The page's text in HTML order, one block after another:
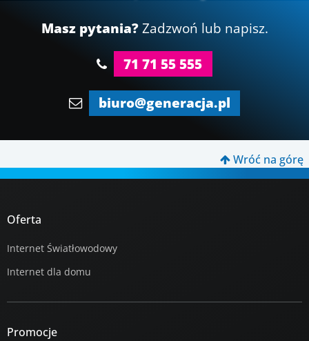
Masz pytania?Zadzwoń lub napisz.
71 71 55 555
biuro@generacja.pl
 Wróć na górę
Oferta
Internet Światłowodowy
Internet dla domu
Promocje